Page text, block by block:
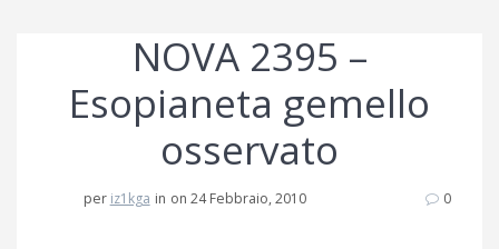
NOVA 2395 –
Esopianeta gemello
osservato
per iz1kga in on 24 Febbraio, 2010 0